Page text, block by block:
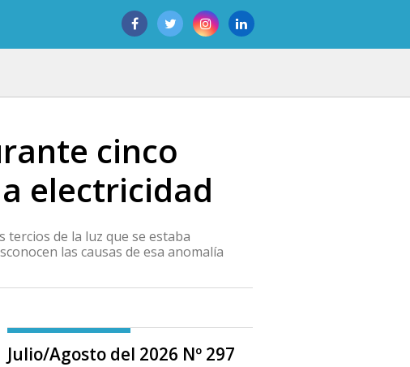
cinco
electricidad
tercios de la luz que se estaba
las causas de esa anomalía
Julio/Agosto del 2026 Nº 297